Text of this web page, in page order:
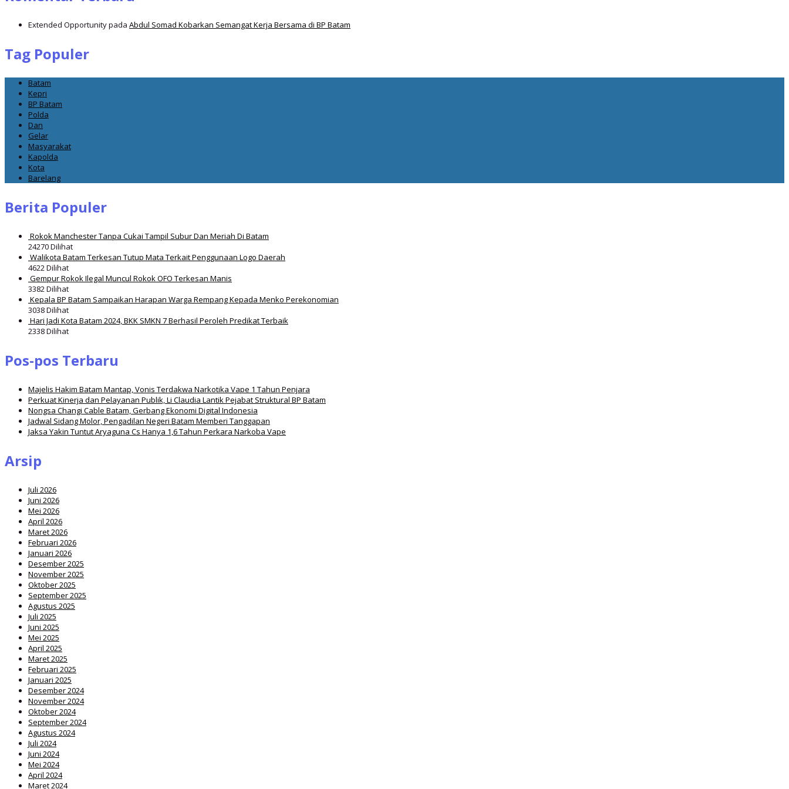
Extended Opportunitypada Abdul Somad Kobarkan Semangat Kerja Bersama di BP Batam
Tag Populer
Batam
Kepri
BP Batam
Polda
Dan
Gelar
Masyarakat
Kapolda
Kota
Barelang
Berita Populer
Rokok Manchester Tanpa Cukai Tampil Subur Dan Meriah Di Batam
24270 Dilihat
Walikota Batam Terkesan Tutup Mata Terkait Penggunaan Logo Daerah
4622 Dilihat
Gempur Rokok Ilegal Muncul Rokok OFO Terkesan Manis
3382 Dilihat
Kepala BP Batam Sampaikan Harapan Warga Rempang Kepada Menko Perekonomian
3038 Dilihat
Hari Jadi Kota Batam 2024, BKK SMKN 7 Berhasil Peroleh Predikat Terbaik
2338 Dilihat
Pos-pos Terbaru
Majelis Hakim Batam Mantap, Vonis Terdakwa Narkotika Vape 1 Tahun Penjara
Perkuat Kinerja dan Pelayanan Publik, Li Claudia Lantik Pejabat Struktural BP Batam
Nongsa Changi Cable Batam, Gerbang Ekonomi Digital Indonesia
Jadwal Sidang Molor, Pengadilan Negeri Batam Memberi Tanggapan
Jaksa Yakin Tuntut Aryaguna Cs Hanya 1,6 Tahun Perkara Narkoba Vape
Arsip
Juli 2026
Juni 2026
Mei 2026
April 2026
Maret 2026
Februari 2026
Januari 2026
Desember 2025
November 2025
Oktober 2025
September 2025
Agustus 2025
Juli 2025
Juni 2025
Mei 2025
April 2025
Maret 2025
Februari 2025
Januari 2025
Desember 2024
November 2024
Oktober 2024
September 2024
Agustus 2024
Juli 2024
Juni 2024
Mei 2024
April 2024
Maret 2024